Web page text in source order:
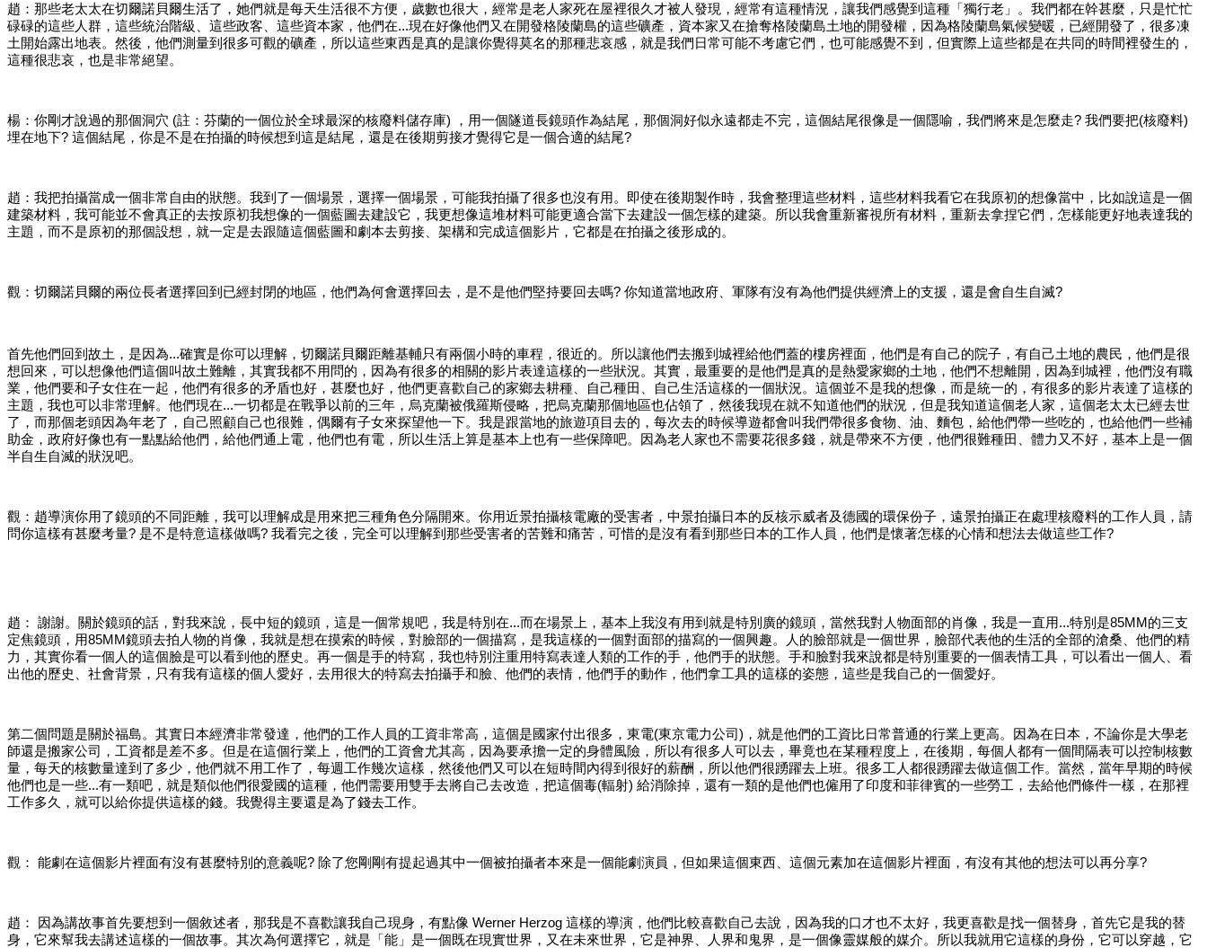
趙：那些老太太在切爾諾貝爾生活了，她們就是每天生活很不方便，歲數也很大，經常是老人家死在屋裡很久才被人發現，經常有這種情況，讓我們感覺到這種「獨行老」。我們都在幹甚麼，只是忙忙
碌碌的這些人群，這些統治階級、這些政客、這些資本家，他們在...現在好像他們又在開發格陵蘭島的這些礦產，資本家又在搶奪格陵蘭島土地的開發權，因為格陵蘭島氣候變暖，已經開發了，很多凍
土開始露出地表。然後，他們測量到很多可觀的礦產，所以這些東西是真的是讓你覺得莫名的那種悲哀感，就是我們日常可能不考慮它們，也可能感覺不到，但實際上這些都是在共同的時間裡發生的，
這種很悲哀，也是非常絕望。
楊：你剛才說過的那個洞穴 (註：芬蘭的一個位於全球最深的核廢料儲存庫) ，用一個隧道長鏡頭作為結尾，那個洞好似永遠都走不完，這個結尾很像是一個隱喻，我們將來是怎麼走? 我們要把(核廢料)
埋在地下? 這個結尾，你是不是在拍攝的時候想到這是結尾，還是在後期剪接才覺得它是一個合適的結尾?
趙：我把拍攝當成一個非常自由的狀態。我到了一個場景，選擇一個場景，可能我拍攝了很多也沒有用。即使在後期製作時，我會整理這些材料，這些材料我看它在我原初的想像當中，比如說這是一個
建築材料，我可能並不會真正的去按原初我想像的一個藍圖去建設它，我更想像這堆材料可能更適合當下去建設一個怎樣的建築。所以我會重新審視所有材料，重新去拿捏它們，怎樣能更好地表達我的
主題，而不是原初的那個設想，就一定是去跟隨這個藍圖和劇本去剪接、架構和完成這個影片，它都是在拍攝之後形成的。
觀：切爾諾貝爾的兩位長者選擇回到已經封閉的地區，他們為何會選擇回去，是不是他們堅持要回去嗎? 你知道當地政府、軍隊有沒有為他們提供經濟上的支援，還是會自生自滅?
首先他們回到故土，是因為...確實是你可以理解，切爾諾貝爾距離基輔只有兩個小時的車程，很近的。所以讓他們去搬到城裡給他們蓋的樓房裡面，他們是有自己的院子，有自己土地的農民，他們是很
想回來，可以想像他們這個叫故土難離，其實我都不用問的，因為有很多的相關的影片表達這樣的一些狀況。其實，最重要的是他們是真的是熱愛家鄉的土地，他們不想離開，因為到城裡，他們沒有職
業，他們要和子女住在一起，他們有很多的矛盾也好，甚麼也好，他們更喜歡自己的家鄉去耕種、自己種田、自己生活這樣的一個狀況。這個並不是我的想像，而是統一的，有很多的影片表達了這樣的
主題，我也可以非常理解。他們現在...一切都是在戰爭以前的三年，烏克蘭被俄羅斯侵略，把烏克蘭那個地區也佔領了，然後我現在就不知道他們的狀況，但是我知道這個老人家，這個老太太已經去世
了，而那個老頭因為年老了，自己照顧自己也很難，偶爾有子女來探望他一下。我是跟當地的旅遊項目去的，每次去的時候導遊都會叫我們帶很多食物、油、麵包，給他們帶一些吃的，也給他們一些補
助金，政府好像也有一點點給他們，給他們通上電，他們也有電，所以生活上算是基本上也有一些保障吧。因為老人家也不需要花很多錢，就是帶來不方便，他們很難種田、體力又不好，基本上是一個
半自生自滅的狀況吧。
觀：趙導演你用了鏡頭的不同距離，我可以理解成是用來把三種角色分隔開來。你用近景拍攝核電廠的受害者，中景拍攝日本的反核示威者及德國的環保份子，遠景拍攝正在處理核廢料的工作人員，請
問你這樣有甚麼考量? 是不是特意這樣做嗎? 我看完之後，完全可以理解到那些受害者的苦難和痛苦，可惜的是沒有看到那些日本的工作人員，他們是懷著怎樣的心情和想法去做這些工作?
趙： 謝謝。關於鏡頭的話，對我來說，長中短的鏡頭，這是一個常規吧，我是特別在...而在場景上，基本上我沒有用到就是特別廣的鏡頭，當然我對人物面部的肖像，我是一直用...特別是85MM的三支
定焦鏡頭，用85MM鏡頭去拍人物的肖像，我就是想在摸索的時候，對臉部的一個描寫，是我這樣的一個對面部的描寫的一個興趣。人的臉部就是一個世界，臉部代表他的生活的全部的滄桑、他們的精
力，其實你看一個人的這個臉是可以看到他的歷史。再一個是手的特寫，我也特別注重用特寫表達人類的工作的手，他們手的狀態。手和臉對我來說都是特別重要的一個表情工具，可以看出一個人、看
出他的歷史、社會背景，只有我有這樣的個人愛好，去用很大的特寫去拍攝手和臉、他們的表情，他們手的動作，他們拿工具的這樣的姿態，這些是我自己的一個愛好。
第二個問題是關於福島。其實日本經濟非常發達，他們的工作人員的工資非常高，這個是國家付出很多，東電(東京電力公司)，就是他們的工資比日常普通的行業上更高。因為在日本，不論你是大學老
師還是搬家公司，工資都是差不多。但是在這個行業上，他們的工資會尤其高，因為要承擔一定的身體風險，所以有很多人可以去，畢竟也在某種程度上，在後期，每個人都有一個間隔表可以控制核數
量，每天的核數量達到了多少，他們就不用工作了，每週工作幾次這樣，然後他們又可以在短時間內得到很好的薪酬，所以他們很踴躍去上班。很多工人都很踴躍去做這個工作。當然，當年早期的時候
他們也是一些...有一類吧，就是類似他們很愛國的這種，他們需要用雙手去將自己去改造，把這個毒(輻射) 給消除掉，還有一類的是他們也僱用了印度和菲律賓的一些勞工，去給他們條件一樣，在那裡
工作多久，就可以給你提供這樣的錢。我覺得主要還是為了錢去工作。
觀： 能劇在這個影片裡面有沒有甚麼特別的意義呢? 除了您剛剛有提起過其中一個被拍攝者本來是一個能劇演員，但如果這個東西、這個元素加在這個影片裡面，有沒有其他的想法可以再分享?
趙： 因為講故事首先要想到一個敘述者，那我是不喜歡讓我自己現身，有點像 Werner Herzog 這樣的導演，他們比較喜歡自己去說，因為我的口才也不太好，我更喜歡是找一個替身，首先它是我的替
身，它來幫我去講述這樣的一個故事。其次為何選擇它，就是「能」是一個既在現實世界，又在未來世界，它是神界、人界和鬼界，是一個像靈媒般的媒介。所以我就用它這樣的身份，它可以穿越，它